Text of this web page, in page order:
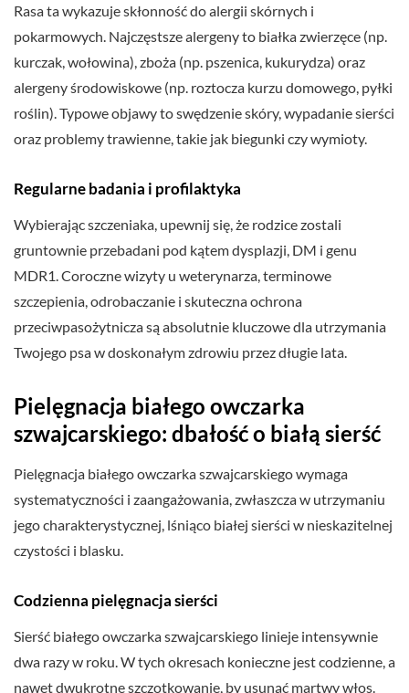
Rasa ta wykazuje skłonność do alergii skórnych i
pokarmowych. Najczęstsze alergeny to białka zwierzęce (np.
kurczak, wołowina), zboża (np. pszenica, kukurydza) oraz
alergeny środowiskowe (np. roztocza kurzu domowego, pyłki
roślin). Typowe objawy to swędzenie skóry, wypadanie sierści
oraz problemy trawienne, takie jak biegunki czy wymioty.
Regularne badania i profilaktyka
Wybierając szczeniaka, upewnij się, że rodzice zostali
gruntownie przebadani pod kątem dysplazji, DM i genu
MDR1. Coroczne wizyty u weterynarza, terminowe
szczepienia, odrobaczanie i skuteczna ochrona
przeciwpasożytnicza są absolutnie kluczowe dla utrzymania
Twojego psa w doskonałym zdrowiu przez długie lata.
Pielęgnacja białego owczarka
szwajcarskiego: dbałość o białą sierść
Pielęgnacja białego owczarka szwajcarskiego wymaga
systematyczności i zaangażowania, zwłaszcza w utrzymaniu
jego charakterystycznej, lśniąco białej sierści w nieskazitelnej
czystości i blasku.
Codzienna pielęgnacja sierści
Sierść białego owczarka szwajcarskiego linieje intensywnie
dwa razy w roku. W tych okresach konieczne jest codzienne, a
nawet dwukrotne szczotkowanie, by usunąć martwy włos.